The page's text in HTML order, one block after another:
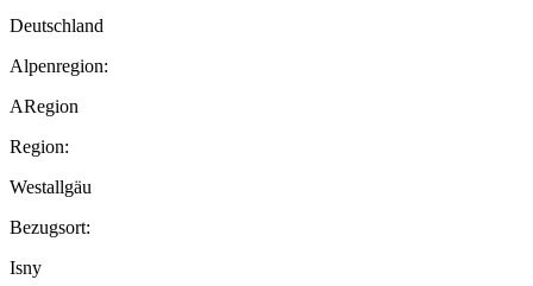
Deutschland
Alpenregion:
ARegion
Region:
Westallgäu
Bezugsort:
Isny